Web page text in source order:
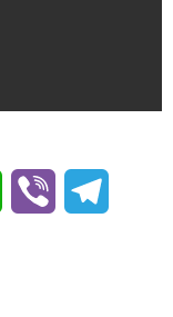
WhatsApp
Viber